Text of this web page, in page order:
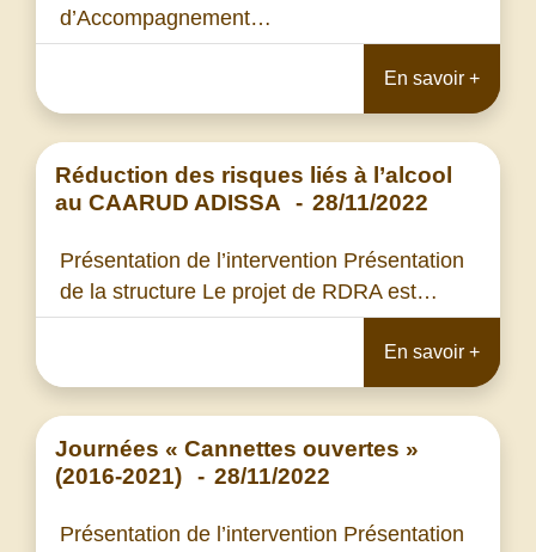
d’Accompagnement…
En savoir +
Réduction des risques liés à l’alcool
au CAARUD ADISSA
- 28/11/2022
Présentation de l’intervention Présentation
de la structure Le projet de RDRA est…
En savoir +
Journées « Cannettes ouvertes »
(2016-2021)
- 28/11/2022
Présentation de l’intervention Présentation